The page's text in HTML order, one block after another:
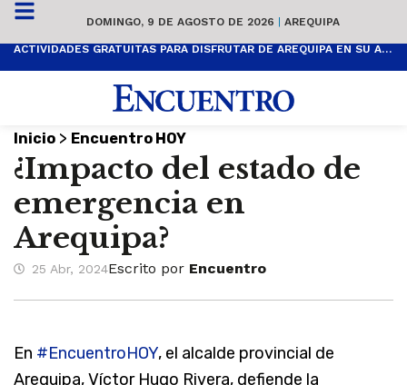
DOMINGO, 9 DE AGOSTO DE 2026 | AREQUIPA
ACTIVIDADES GRATUITAS PARA DISFRUTAR DE AREQUIPA EN SU ANIVERSARIO
Inicio > Encuentro HOY
¿Impacto del estado de
emergencia en
Arequipa?
25 Abr, 2024Escrito por Encuentro
En #EncuentroHOY, el alcalde provincial de
Arequipa, Víctor Hugo Rivera, defiende la